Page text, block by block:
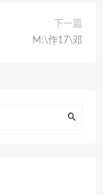
下一篇
M:\作17\邓